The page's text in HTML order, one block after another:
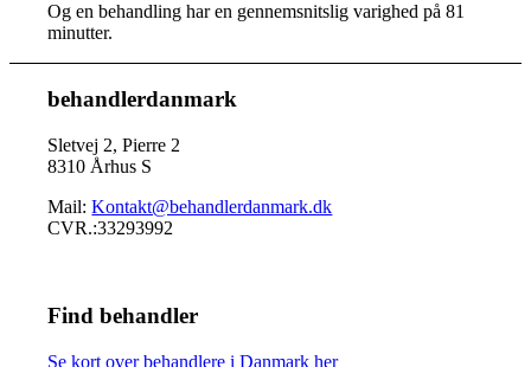
Og en behandling har en gennemsnitslig varighed på 81
minutter.
behandlerdanmark
Sletvej 2, Pierre 2
8310 Århus S
Mail:Kontakt@behandlerdanmark.dk
CVR.:33293992
Find behandler
Se kort over behandlere i Danmark her